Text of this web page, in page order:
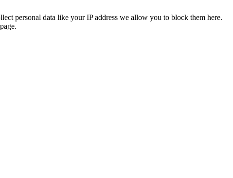
personal data like your IP address we allow you to block them here.